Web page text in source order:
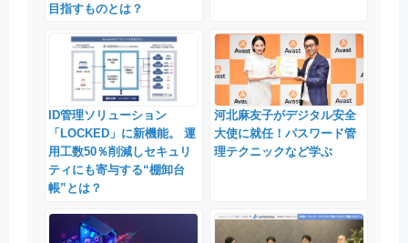
目指すものとは？
ID管理ソリューション
「LOCKED」に新機能。 運
用工数50％削減しセキュリ
ティにも寄与する“棚卸台
帳”とは？
河北麻友子がデジタル安全
大使に就任！パスワード管
理テクニックなど学ぶ